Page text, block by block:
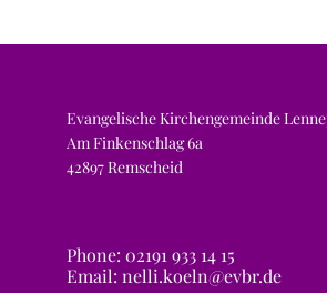
Evangelische Kirchengemeinde
Am Finkenschlag 6a
42897 Remscheid
Phone: 02191 933 14 15
Email: nelli.koeln@evbr.de